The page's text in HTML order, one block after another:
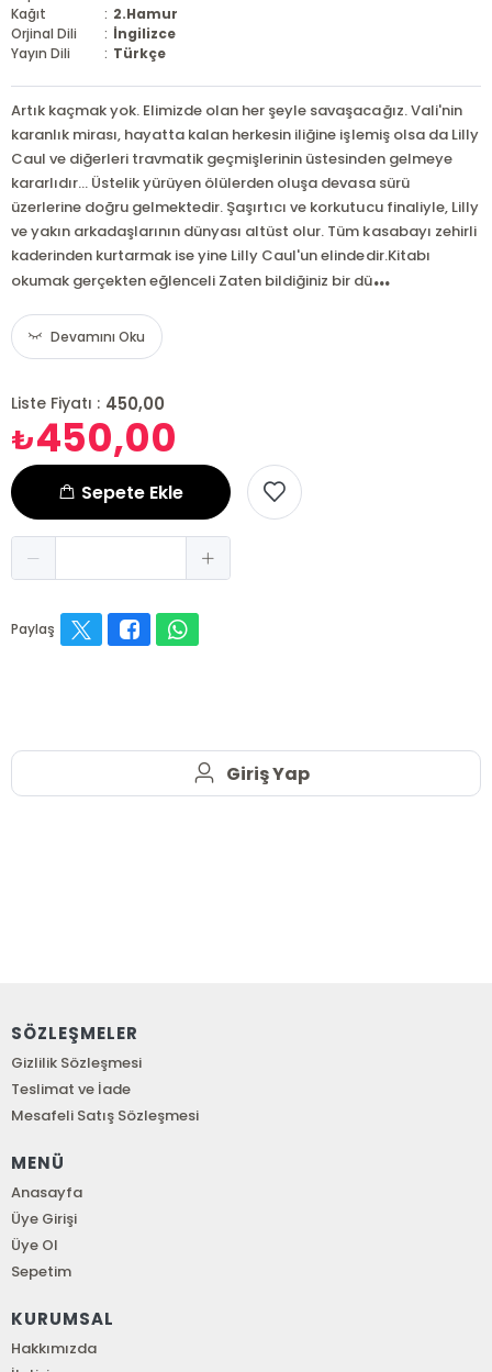
Kağıt
: 2.Hamur
Orjinal Dili
: İngilizce
Yayın Dili
: Türkçe
Artık kaçmak yok. Elimizde olan her şeyle savaşacağız. Vali'nin
karanlık mirası, hayatta kalan herkesin iliğine işlemiş olsa da Lilly
Caul ve diğerleri travmatik geçmişlerinin üstesinden gelmeye
kararlıdır... Üstelik yürüyen ölülerden oluşa devasa sürü
üzerlerine doğru gelmektedir. Şaşırtıcı ve korkutucu finaliyle, Lilly
ve yakın arkadaşlarının dünyası altüst olur. Tüm kasabayı zehirli
kaderinden kurtarmak ise yine Lilly Caul'un elindedir.Kitabı
okumak gerçekten eğlenceli Zaten bildiğiniz bir dü...
Devamını Oku
Liste Fiyatı : 450,00
₺450,00
Sepete Ekle
Paylaş
Giriş Yap
SÖZLEŞMELER
Gizlilik Sözleşmesi
Teslimat ve İade
Mesafeli Satış Sözleşmesi
MENÜ
Anasayfa
Üye Girişi
Üye Ol
Sepetim
KURUMSAL
Hakkımızda